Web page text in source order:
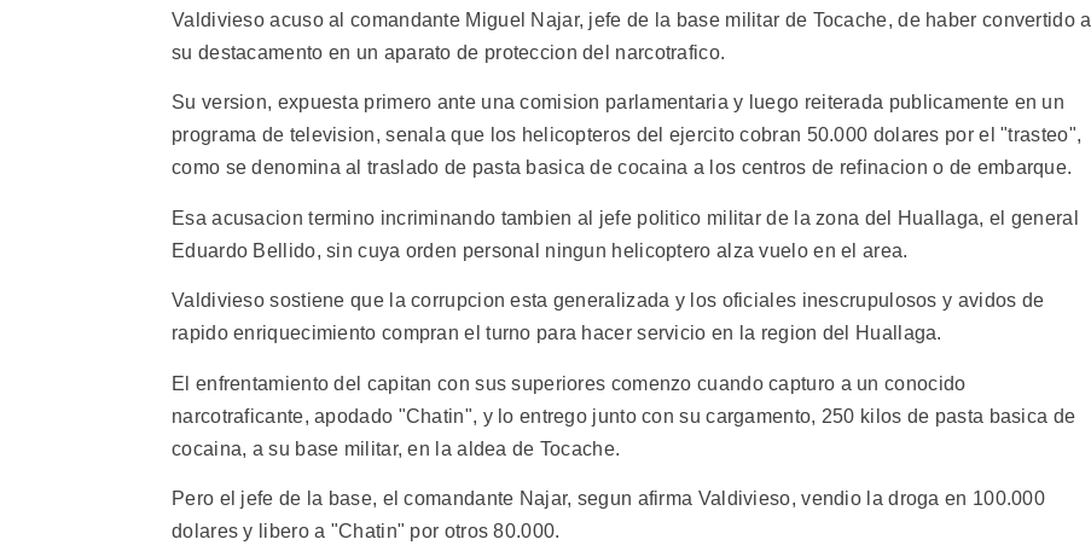
Valdivieso acuso al comandante Miguel Najar, jefe de la base militar de Tocache, de haber convertido a
su destacamento en un aparato de proteccion del narcotrafico.
Su version, expuesta primero ante una comision parlamentaria y luego reiterada publicamente en un
programa de television, senala que los helicopteros del ejercito cobran 50.000 dolares por el "trasteo",
como se denomina al traslado de pasta basica de cocaina a los centros de refinacion o de embarque.
Esa acusacion termino incriminando tambien al jefe politico militar de la zona del Huallaga, el general
Eduardo Bellido, sin cuya orden personal ningun helicoptero alza vuelo en el area.
Valdivieso sostiene que la corrupcion esta generalizada y los oficiales inescrupulosos y avidos de
rapido enriquecimiento compran el turno para hacer servicio en la region del Huallaga.
El enfrentamiento del capitan con sus superiores comenzo cuando capturo a un conocido
narcotraficante, apodado "Chatin", y lo entrego junto con su cargamento, 250 kilos de pasta basica de
cocaina, a su base militar, en la aldea de Tocache.
Pero el jefe de la base, el comandante Najar, segun afirma Valdivieso, vendio la droga en 100.000
dolares y libero a "Chatin" por otros 80.000.